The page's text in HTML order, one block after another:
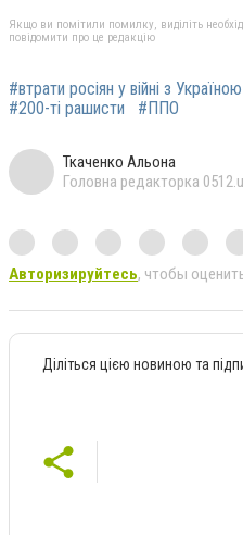
Якщо ви помітили помилку, виділіть
повідомити про це редакцію
#втрати росіян у війні з Україною
#200-ті рашисти
#ППО
Ткаченко Альона
Головна редакторка
Авторизируйтесь, чтобы
Діліться цією новиною та